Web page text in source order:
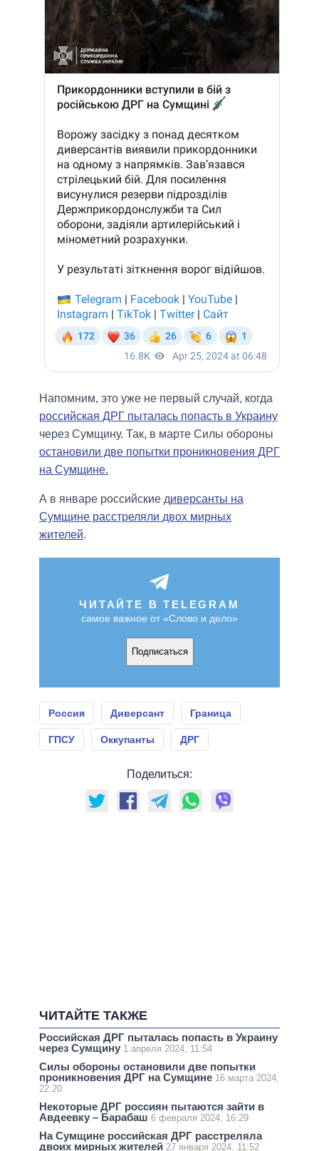
Напомним, это уже не первый случай, когда
российская ДРГ пыталась попасть в Украину
через Сумщину. Так, в марте Силы обороны
остановили две попытки проникновения ДРГ
на Сумщине.
А в январе российские диверсанты на
Сумщине расстреляли двох мирных
жителей.
ЧИТАЙТЕ В TELEGRAM
самое важное от «Слово и дело»
Подписаться
Россия Диверсант Граница
ГПСУ Оккупанты ДРГ
Поделиться:
ЧИТАЙТЕ ТАКЖЕ
Российская ДРГ пыталась попасть в Украину
через Сумщину 1 апреля 2024, 11:54
Силы обороны остановили две попытки
проникновения ДРГ на Сумщине 16 марта 2024,
22:20
Некоторые ДРГ россиян пытаются зайти в
Авдеевку – Барабаш 6 февраля 2024, 16:29
На Сумщине российская ДРГ расстреляла
двоих мирных жителей 27 января 2024, 11:52